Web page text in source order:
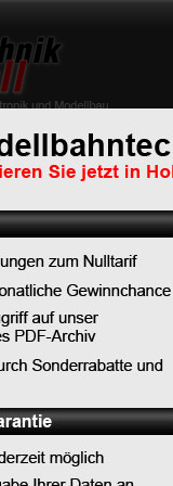
Archiv Magazin
am 2.
im
in den